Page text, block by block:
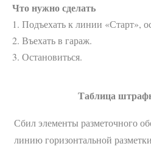
Что нужно сделать
1. Подъехать к линии «Старт»,
2. Въехать в гараж.
3. Остановиться.
Таблица
Сбил элементы разметочного
линию горизонтальной